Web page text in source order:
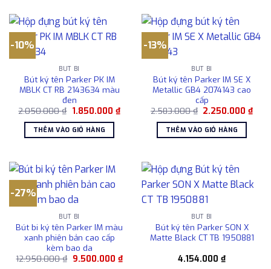
-10%
BÚT BI
Bút ký tên Parker PK IM
MBLK CT RB 2143634 màu
đen
2.050.000₫ Giá
là:
2.050.000 ₫.
1.850.000 ₫Giá
hiện
1.850.000 ₫.
THÊM VÀO GIỎ HÀNG
-13%
BÚT BI
Bút ký tên Parker IM SE X
Metallic GB4 2074143 cao
cấp
2.583.000₫ Giá
là:
2.583.000 ₫.
2.250.000₫Giá
hiện
THÊM VÀO GIỎ HÀNG
-27%
BÚT BI
Bút bi ký tên Parker IM màu
xanh phiên bản cao cấp
kèm bao da
12.950.000₫ Giá
9.500.000 ₫Giá
BÚT BI
Bút ký tên Parker SON X
Matte Black CT TB 1950881
4.154.000 ₫